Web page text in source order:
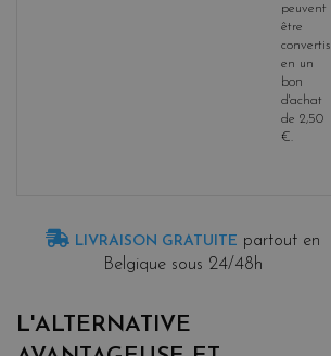
peuvent
être
convertis
en un
bon
d'achat
de 2,50
€.
LIVRAISON GRATUITE partout en
Belgique sous 24/48h
L'ALTERNATIVE